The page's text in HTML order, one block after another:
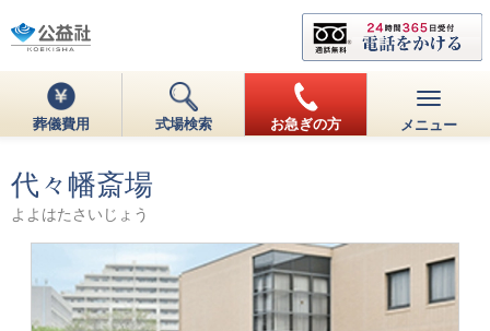
葬儀費用 式場検索 お急ぎの方 メニュー
代々幡斎場
よよはたさいじょう